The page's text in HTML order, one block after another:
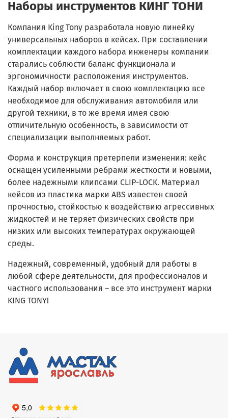
Наборы инструментов КИНГ ТОНИ
Компания King Tony разработала новую линейку
универсальных наборов в кейсах. При составлении
комплектации каждого набора инженеры компании
старались соблюсти баланс функционала и
эргономичности расположения инструментов.
Каждый набор включает в свою комплектацию все
необходимое для обслуживания автомобиля или
другой техники, в то же время имея свою
отличительную особенность, в зависимости от
специализации выполняемых работ.
Форма и конструкция претерпели изменения: кейс
оснащен усиленными ребрами жесткости и новыми,
более надежными клипсами CLIP-LOCK. Материал
кейсов из пластика марки ABS известен своей
прочностью, стойкостью к воздействию агрессивных
жидкостей и не теряет физических свойств при
низких или высоких температурах окружающей
среды.
Надежный, современный, удобный для работы в
любой сфере деятельности, для профессионалов и
частного использования – все это инструмент марки
KING TONY!